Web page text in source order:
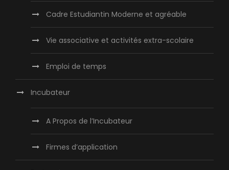
Cadre Estudiantin Moderne et agréable
Vie associative et activités extra-scolaire
Emploi de temps
Incubateur
A Propos de l’Incubateur
Firmes d’application